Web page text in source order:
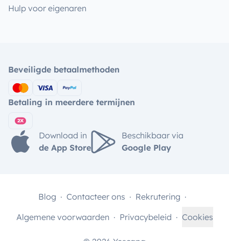
Hulp voor eigenaren
Beveiligde betaalmethoden
Betaling in meerdere termijnen
Download in
de App Store
Beschikbaar via
Google Play
Blog Contacteer ons
Rekrutering
Algemene voorwaarden
Privacybeleid Cookies